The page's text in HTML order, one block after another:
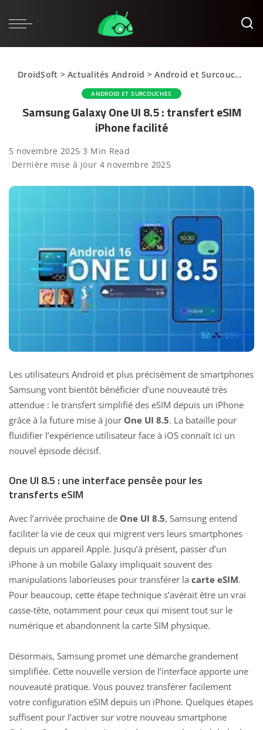
DroidSoft >Actualités Android >Android et Surcouches
ANDROID ET SURCOUCHES
Samsung Galaxy One UI 8.5 : transfert eSIM
iPhone facilité
5 novembre 2025 3 Min Read
Dernière mise à jour 4 novembre 2025
Les utilisateurs Android et plus précisément de smartphones
Samsung vont bientôt bénéficier d’une nouveauté très
attendue : le transfert simplifié des eSIM depuis un iPhone
grâce à la future mise à jour One UI 8.5. La bataille pour
fluidifier l’expérience utilisateur face à iOS connaît ici un
nouvel épisode décisif.
One UI 8.5 : une interface pensée pour les
transferts eSIM
Avec l’arrivée prochaine de One UI 8.5, Samsung entend
faciliter la vie de ceux qui migrent vers leurs smartphones
depuis un appareil Apple. Jusqu’à présent, passer d’un
iPhone à un mobile Galaxy impliquait souvent des
manipulations laborieuses pour transférer la carte eSIM.
Pour beaucoup, cette étape technique s’avérait être un vrai
casse-tête, notamment pour ceux qui misent tout sur le
numérique et abandonnent la carte SIM physique.
Désormais, Samsung promet une démarche grandement
simplifiée. Cette nouvelle version de l’interface apporte une
nouveauté pratique. Vous pouvez transférer facilement
votre configuration eSIM depuis un iPhone. Quelques étapes
suffisent pour l’activer sur votre nouveau smartphone